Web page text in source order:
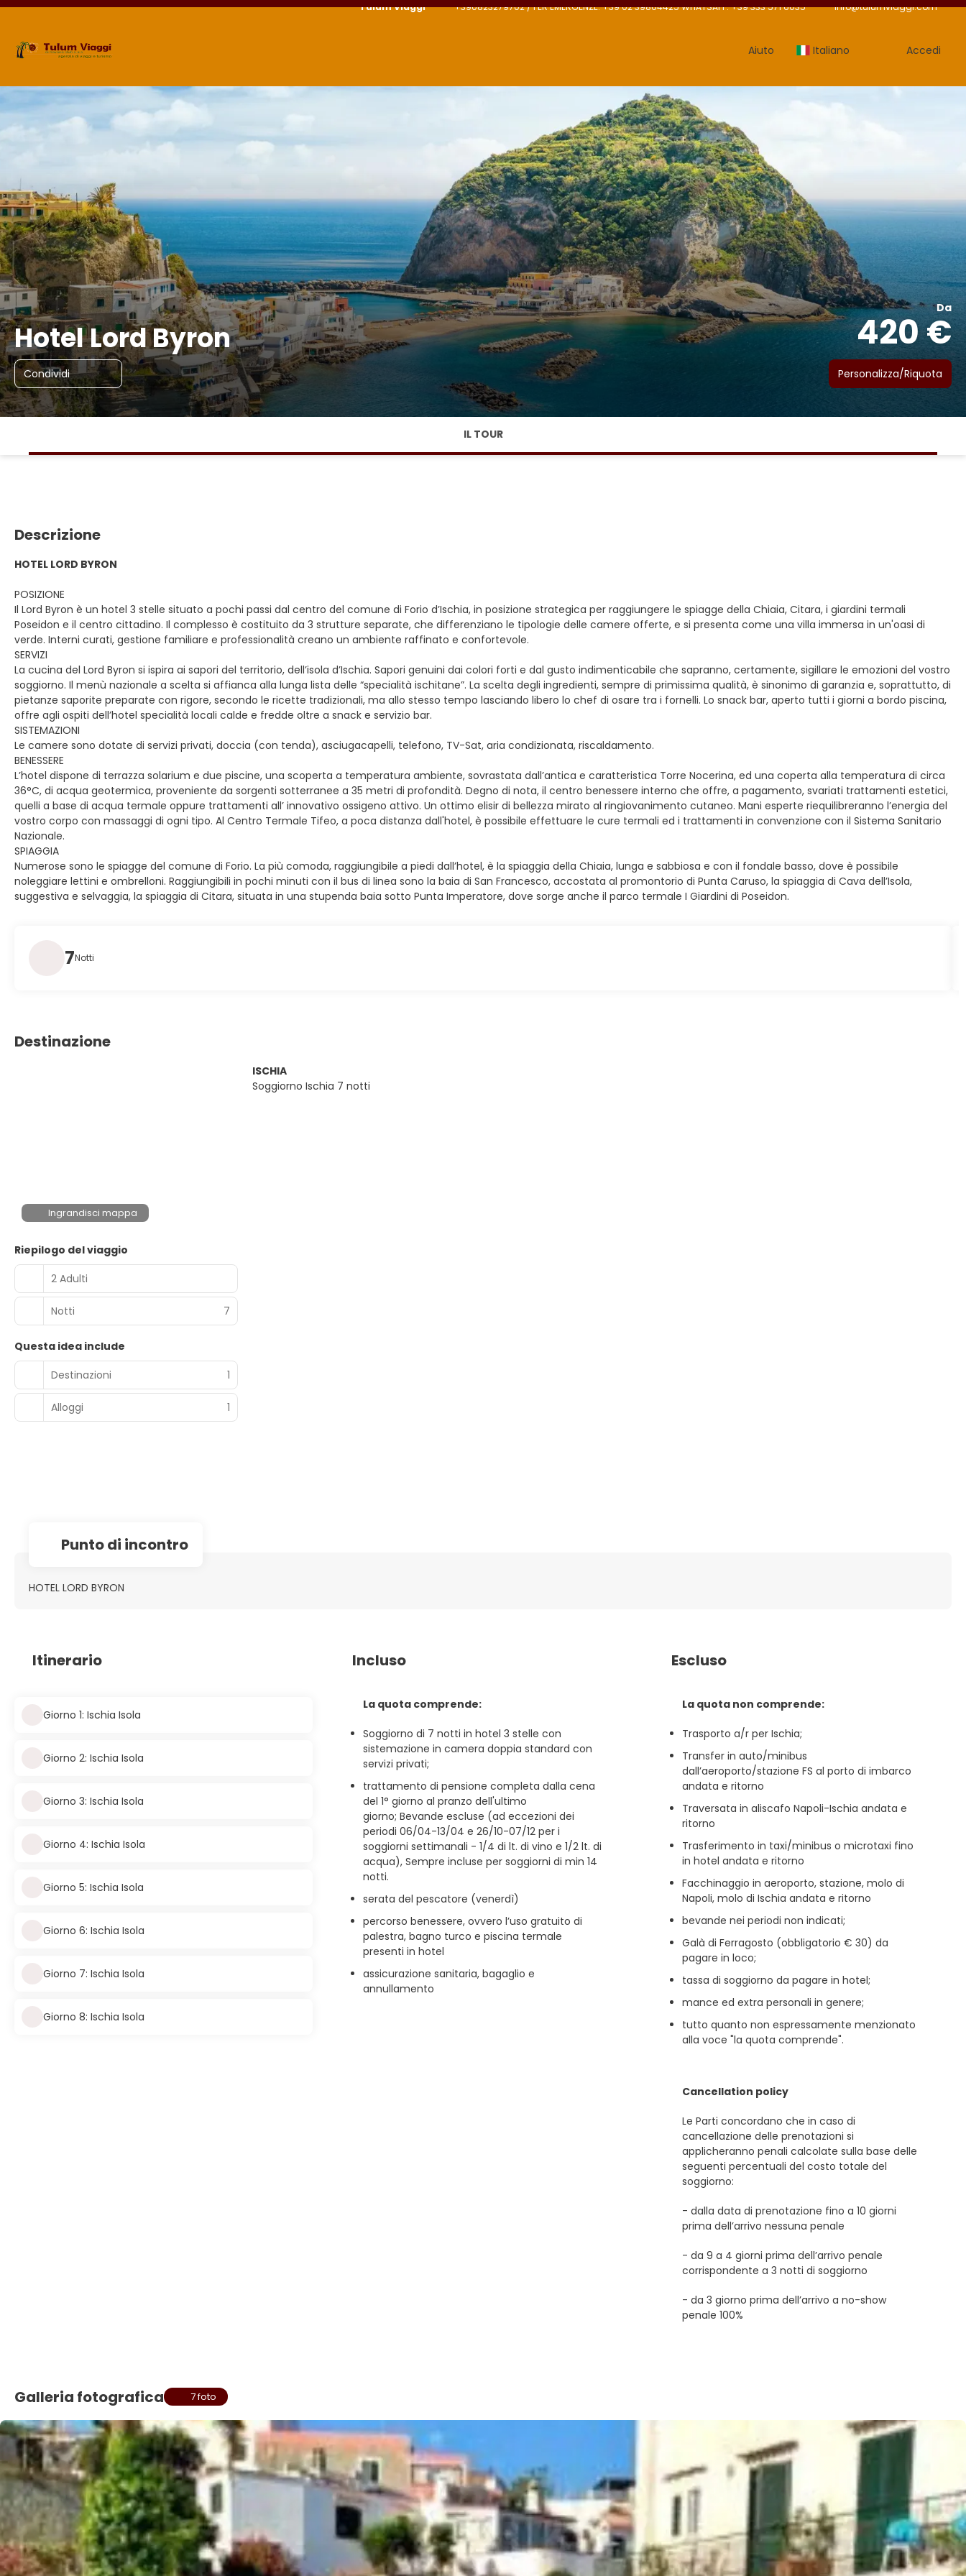
Tulum Viaggi +390823279702 / PER EMERGENZE: +39 02 39864425 WHATSAPP: +39 333 571 6035 info@tulumviaggi.com
Aiuto Italiano Accedi
Hotel Lord Byron
Da
420 €
Condividi Personalizza/Riquota
IL TOUR
Descrizione
HOTEL LORD BYRON
POSIZIONE
Il Lord Byron è un hotel 3 stelle situato a pochi passi dal centro del comune di Forio d’Ischia, in posizione strategica per raggiungere le spiagge della Chiaia, Citara, i giardini termali
Poseidon e il centro cittadino. Il complesso è costituito da 3 strutture separate, che differenziano le tipologie delle camere offerte, e si presenta come una villa immersa in un'oasi di
verde. Interni curati, gestione familiare e professionalità creano un ambiente raffinato e confortevole.
SERVIZI
La cucina del Lord Byron si ispira ai sapori del territorio, dell’isola d’Ischia. Sapori genuini dai colori forti e dal gusto indimenticabile che sapranno, certamente, sigillare le emozioni del vostro
soggiorno. Il menù nazionale a scelta si affianca alla lunga lista delle “specialità ischitane”. La scelta degli ingredienti, sempre di primissima qualità, è sinonimo di garanzia e, soprattutto, di
pietanze saporite preparate con rigore, secondo le ricette tradizionali, ma allo stesso tempo lasciando libero lo chef di osare tra i fornelli. Lo snack bar, aperto tutti i giorni a bordo piscina,
offre agli ospiti dell’hotel specialità locali calde e fredde oltre a snack e servizio bar.
SISTEMAZIONI
Le camere sono dotate di servizi privati, doccia (con tenda), asciugacapelli, telefono, TV-Sat, aria condizionata, riscaldamento.
BENESSERE
L’hotel dispone di terrazza solarium e due piscine, una scoperta a temperatura ambiente, sovrastata dall’antica e caratteristica Torre Nocerina, ed una coperta alla temperatura di circa
36°C, di acqua geotermica, proveniente da sorgenti sotterranee a 35 metri di profondità. Degno di nota, il centro benessere interno che offre, a pagamento, svariati trattamenti estetici,
quelli a base di acqua termale oppure trattamenti all’ innovativo ossigeno attivo. Un ottimo elisir di bellezza mirato al ringiovanimento cutaneo. Mani esperte riequilibreranno l’energia del
vostro corpo con massaggi di ogni tipo. Al Centro Termale Tifeo, a poca distanza dall'hotel, è possibile effettuare le cure termali ed i trattamenti in convenzione con il Sistema Sanitario
Nazionale.
SPIAGGIA
Numerose sono le spiagge del comune di Forio. La più comoda, raggiungibile a piedi dall’hotel, è la spiaggia della Chiaia, lunga e sabbiosa e con il fondale basso, dove è possibile
noleggiare lettini e ombrelloni. Raggiungibili in pochi minuti con il bus di linea sono la baia di San Francesco, accostata al promontorio di Punta Caruso, la spiaggia di Cava dell’Isola,
suggestiva e selvaggia, la spiaggia di Citara, situata in una stupenda baia sotto Punta Imperatore, dove sorge anche il parco termale I Giardini di Poseidon.
7Notti
Destinazione
Ingrandisci mappa
Riepilogo del viaggio
2 Adulti
Notti 7
Questa idea include
Destinazioni
1
Alloggi 1
ISCHIA
Soggiorno Ischia 7 notti
Punto di incontro
HOTEL LORD BYRON
Itinerario
Giorno 1: Ischia Isola
Giorno 2: Ischia Isola
Giorno 3: Ischia Isola
Giorno 4: Ischia Isola
Giorno 5: Ischia Isola
Giorno 6: Ischia Isola
Giorno 7: Ischia Isola
Giorno 8: Ischia Isola
Incluso
La quota comprende:
Soggiorno di 7 notti in hotel 3 stelle con
sistemazione in camera doppia standard con
servizi privati;
trattamento di pensione completa dalla cena
del 1° giorno al pranzo dell'ultimo
giorno; Bevande escluse (ad eccezioni dei
periodi 06/04-13/04 e 26/10-07/12 per i
soggiorni settimanali - 1/4 di lt. di vino e 1/2 lt. di
acqua), Sempre incluse per soggiorni di min 14
notti.
serata del pescatore (venerdì)
percorso benessere, ovvero l’uso gratuito di
palestra, bagno turco e piscina termale
presenti in hotel
assicurazione sanitaria, bagaglio e
annullamento
Escluso
La quota non comprende:
Trasporto a/r per Ischia;
Transfer in auto/minibus
dall’aeroporto/stazione FS al porto di imbarco
andata e ritorno
Traversata in aliscafo Napoli-Ischia andata e
ritorno
Trasferimento in taxi/minibus o microtaxi fino
in hotel andata e ritorno
Facchinaggio in aeroporto, stazione, molo di
Napoli, molo di Ischia andata e ritorno
bevande nei periodi non indicati;
Galà di Ferragosto (obbligatorio € 30) da
pagare in loco;
tassa di soggiorno da pagare in hotel;
mance ed extra personali in genere;
tutto quanto non espressamente menzionato
alla voce "la quota comprende".
Cancellation policy
Le Parti concordano che in caso di
cancellazione delle prenotazioni si
applicheranno penali calcolate sulla base delle
seguenti percentuali del costo totale del
soggiorno:
- dalla data di prenotazione fino a 10 giorni
prima dell’arrivo nessuna penale
- da 9 a 4 giorni prima dell’arrivo penale
corrispondente a 3 notti di soggiorno
- da 3 giorno prima dell’arrivo a no-show
penale 100%
Galleria fotografica 7 foto